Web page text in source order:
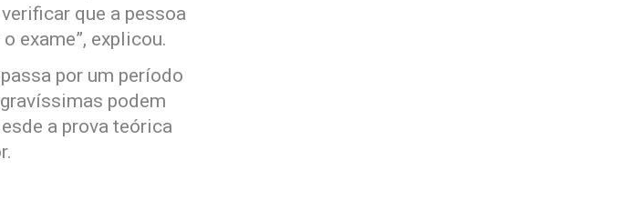
que a pessoa
exame”, explicou.
por um período
podem
a prova teórica